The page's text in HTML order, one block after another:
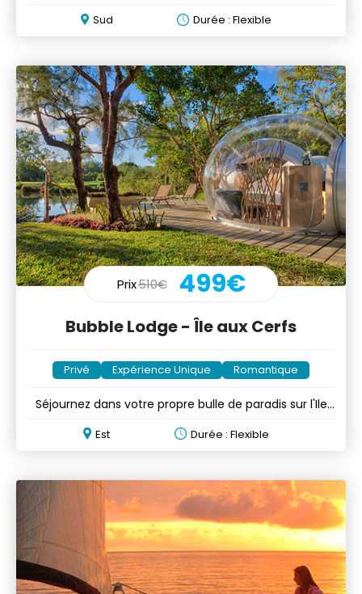
Sud Durée : Flexible
Prix510€ 499€
Bubble Lodge - Île aux Cerfs
Privé Expérience Unique Romantique
Séjournez dans votre propre bulle de paradis sur l'Ile
Est Durée : Flexible